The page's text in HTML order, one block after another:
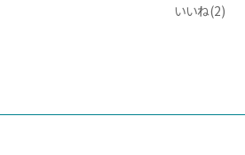
いいね(2)